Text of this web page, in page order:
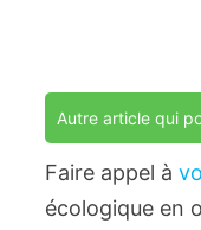
Autre article qui
Faire appel à
écologique en